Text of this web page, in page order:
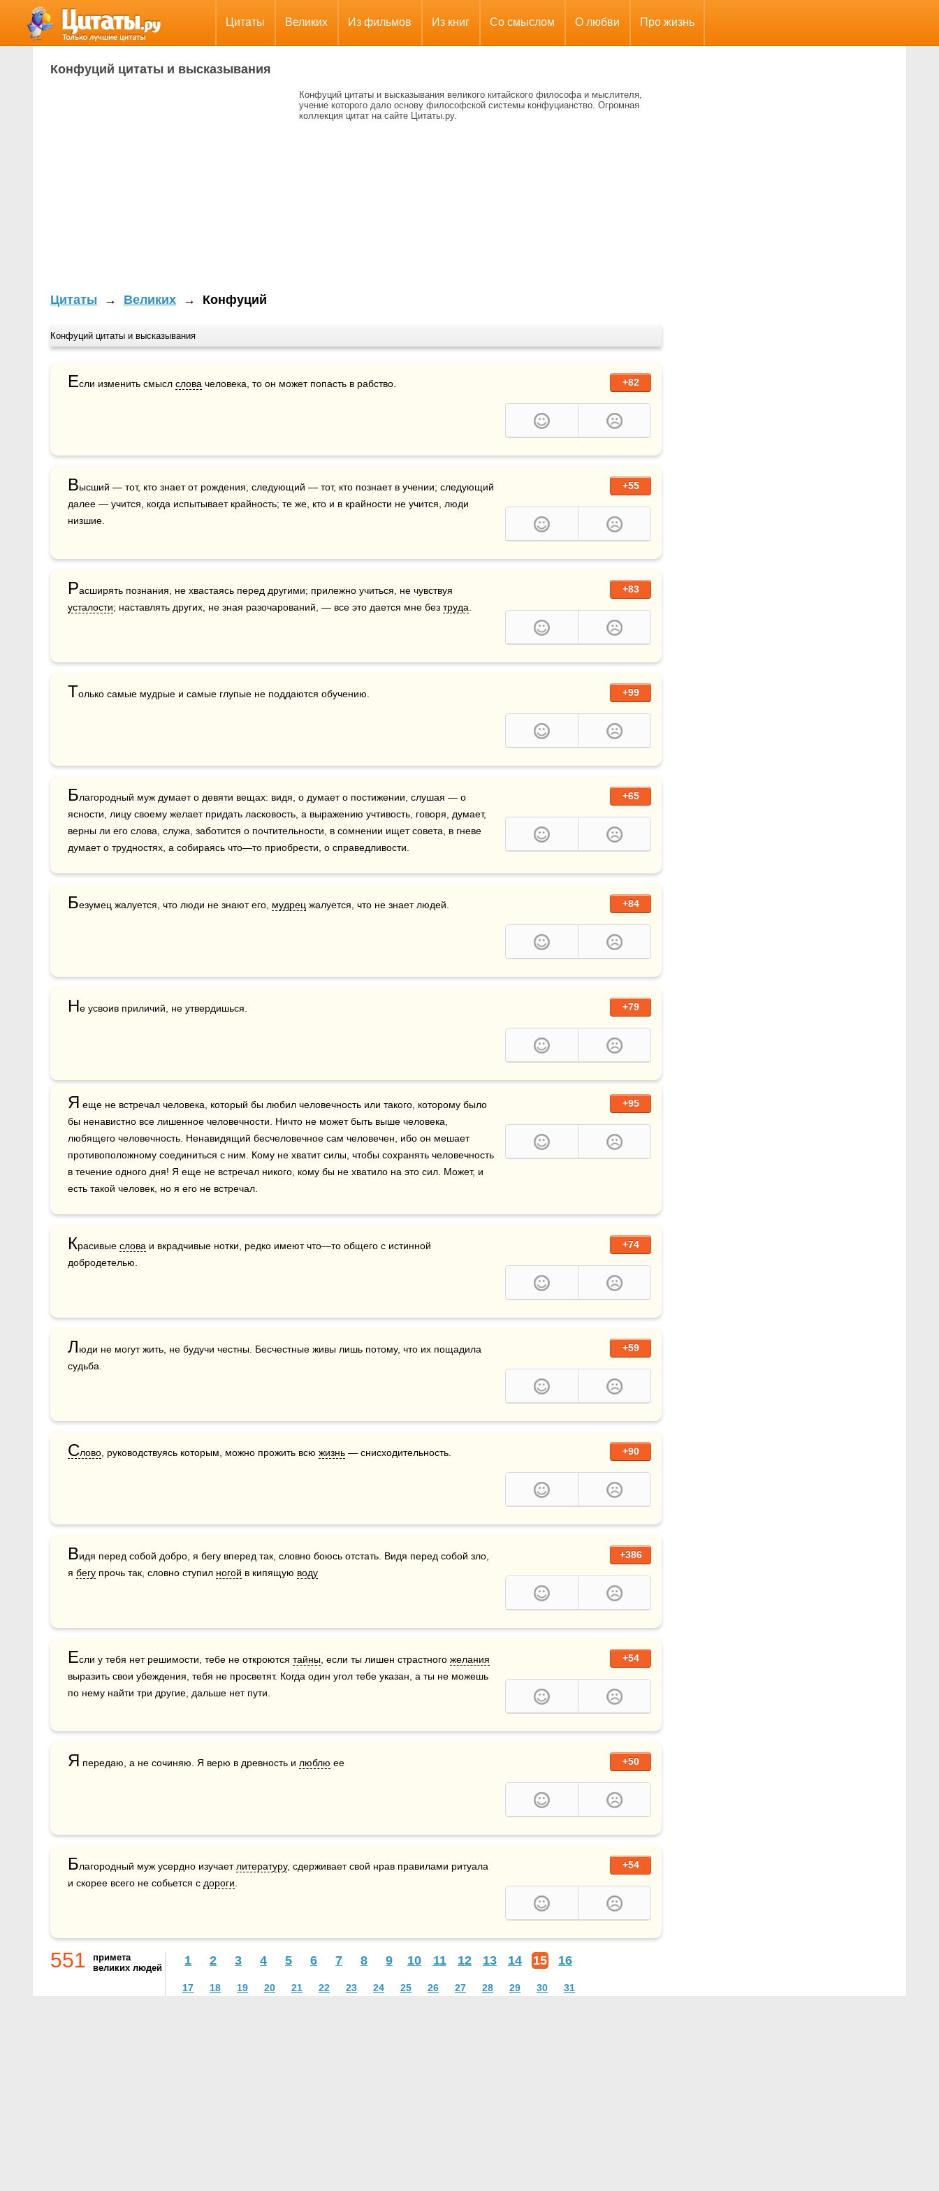
Цитаты Великих Из фильмов Из книг Со смыслом О любви Про жизнь
Конфуций цитаты и высказывания
Конфуций цитаты и высказывания великого китайского философа и мыслителя,
учение которого дало основу философской системы конфуцианство. Огромная
коллекция цитат на сайте Цитаты.ру.
Цитаты → Великих → Конфуций
Конфуций цитаты и высказывания
+82
Если изменить смысл слова человека, то он может попасть в рабство.
+55
Высший — тот, кто знает от рождения, следующий — тот, кто познает в учении; следующий
далее — учится, когда испытывает крайность; те же, кто и в крайности не учится, люди
низшие.
+83
Р
усталости; наставлять других, не зная разочарований, — все это дается мне без труда
+99
Только самые мудрые и самые глупые не поддаются обучению.
+65
Благородный муж думает о девяти вещах: видя, о думает о постижении, слушая — о
ясности, лицу своему желает придать ласковость, а выражению учтивость, говоря, думает,
верны ли его слова, служа, заботится о почтительности, в сомнении ищет совета, в гневе
думает о трудностях, а собираясь что—то приобрести, о справедливости.
+84
Безумец жалуется, что люди не знают его, мудрец жалуется, что не знает людей.
+79
Не усвоив приличий, не утвердишься.
+95
Я еще не встречал человека, который бы любил человечность или такого, которому было
бы ненавистно все лишенное человечности. Ничто не может быть выше человека,
любящего человечность. Ненавидящий бесчеловечное сам человечен, ибо он мешает
противоположному соединиться с ним. Кому не хватит силы, чтобы сохранять человечность
в течение одного дня! Я еще не встречал никого, кому бы не хватило на это сил. Может, и
есть такой человек, но я его не встречал.
+74
Красивые слова и вкрадчивые нотки, редко имеют что—то общего с истинной
добродетелью.
+59
Люди не могут жить, не будучи честны. Бесчестные живы лишь потому, что их пощадила
судьба.
+90
Слово , руководствуясь которым, можно прожить всю жизнь — снисходительность.
+386
Видя перед собой добро, я бегу вперед так, словно боюсь отстать. Видя перед собой зло,
я бегу прочь так, словно ступил ногой в кипящую воду
+54
Если у тебя нет решимости, тебе не откроются тайны , если ты лишен страстного желания
выразить свои убеждения, тебя не просветят. Когда один угол тебе указан, а ты не можешь
по нему найти три другие, дальше нет пути.
+50
Я передаю, а не сочиняю. Я верю в древность и люблю ее
+54
Благородный муж усердно изучает литературу, сдерживает свой нрав правилами ритуала
и скорее всего не собьется с дороги
551
примета
великих людей
1 2 3 4 5 6 7 8 9 10 11 12 13 14 15 16
17 18 19 20 21 22 23 24 25 26 27 28 29 30 31